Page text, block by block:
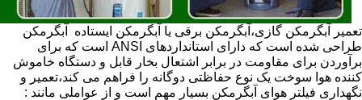
تعمیر آبگرمکن گازی،آبگرمکن برقی یا آبگرمکن ایستاده ​ آبگرمکن
طراحی شده است که دارای استانداردهای ANSI است که برای
برآوردن برای مقاومت در برابر اشتعال بخار قابل و دستگاه خاموش
کننده هوا سوخت یک نوع حفاظتی دوگانه را فراهم می کند،تعمیر و
نگهداری فیلتر هوای آبگرمکن بسیار مهم است و از عواملی مانند :